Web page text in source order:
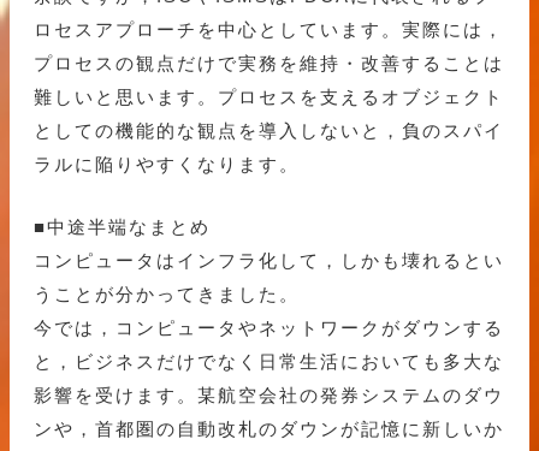
ロセスアプローチを中心としています。実際には，
プロセスの観点だけで実務を維持・改善することは
難しいと思います。プロセスを支えるオブジェクト
としての機能的な観点を導入しないと，負のスパイ
ラルに陥りやすくなります。
■中途半端なまとめ
コンピュータはインフラ化して，しかも壊れるとい
うことが分かってきました。
今では，コンピュータやネットワークがダウンする
と，ビジネスだけでなく日常生活においても多大な
影響を受けます。某航空会社の発券システムのダウ
ンや，首都圏の自動改札のダウンが記憶に新しいか